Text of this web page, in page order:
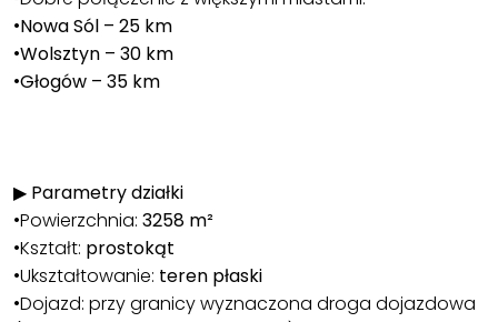
•Nowa Sól – 25 km
•Wolsztyn – 30 km
•Głogów – 35 km
▶ Parametry działki
•Powierzchnia: 3258 m²
•Kształt: prostokąt
•Ukształtowanie: teren płaski
•Dojazd: przy granicy wyznaczona droga dojazdowa